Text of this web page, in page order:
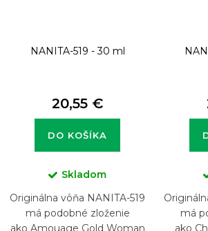
NANITA-519 - 30 ml
20,55 €
DO KOŠÍKA
Skladom
Originálna vôňa NANITA-519
má podobné zloženie
ako Amouage Gold Woman
má
ako